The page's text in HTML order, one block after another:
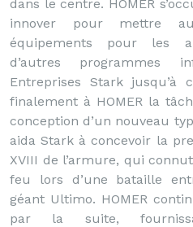
dans le centre. HOMER
innover pour mettre
équipements pour les
d’autres programmes
Entreprises Stark jusqu’à
finalement à HOMER la
conception d’un nouveau
aida Stark à concevoir la
XVIII de l’armure, qui
feu lors d’une bataille
géant Ultimo. HOMER
par la suite,